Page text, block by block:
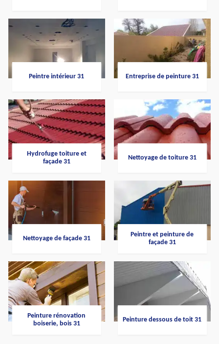
Peintre intérieur 31 Entreprise de peinture 31
Hydrofuge toiture et
façade 31
Nettoyage de toiture 31
Nettoyage de façade 31
Peintre et peinture de
façade 31
Peinture rénovation
boiserie, bois 31
Peinture dessous de toit 31